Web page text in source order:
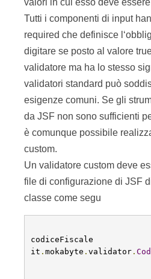
valori in cui esso deve
Tutti i componenti di input
required che definisce
digitare se posto al valore
validatore ma ha lo stesso
validatori standard può
esigenze comuni. Se gli
da JSF non sono sufficienti
è comunque possibile
custom.
Un validatore custom deve
file di configurazione di JSF
classe come segu
codiceFiscale
it . mokabyte . validator .